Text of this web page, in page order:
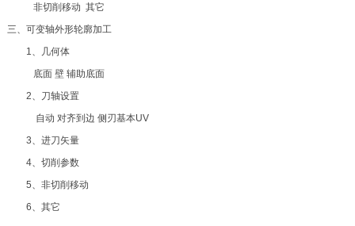
非切削移动 其它
三、可变轴外形轮廓加工
1、几何体
底面 壁 辅助底面
2、刀轴设置
自动 对齐到边 侧刃基本UV
3、进刀矢量
4、切削参数
5、非切削移动
6、其它